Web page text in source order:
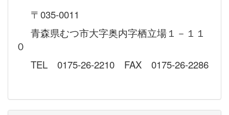
〒035-0011
青森県むつ市大字奥内字栖立場１－１１
０
TEL 0175-26-2210 FAX 0175-26-2286